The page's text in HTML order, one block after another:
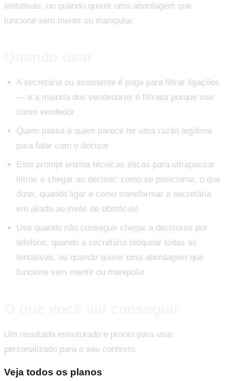
tentativas, ou quando quiser uma abordagem que
funcione sem mentir ou manipular.
A secretária ou assistente é paga para filtrar ligações
— e a maioria dos vendedores é filtrada porque soa
como vendedor
Quem passa é quem parece ter uma razão legítima
para falar com o decisor
Este prompt ensina técnicas éticas para ultrapassar
filtros e chegar ao decisor: como se posicionar, o que
dizer, quando ligar e como transformar a secretária
em aliada ao invés de obstáculo
Use quando não conseguir chegar a decisores por
telefone, quando a secretária bloquear todas as
tentativas, ou quando quiser uma abordagem que
funcione sem mentir ou manipular
Um resultado estruturado e pronto para usar,
personalizado para o seu contexto.
Veja todos os planos